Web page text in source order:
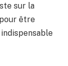
sur la
être